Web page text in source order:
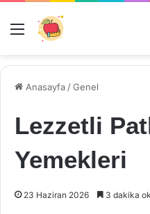
Menü
Anasayfa /Genel
Lezzetli
Yemekleri
23 Haziran 2026 3 dakika